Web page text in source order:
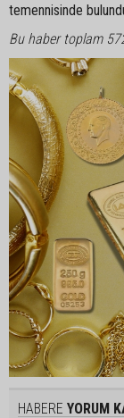
temennisinde
Bu haber toplam
HABERE YORUM